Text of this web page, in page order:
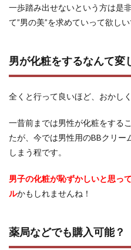
一歩踏み出せないという方は是
て”男の美”を求めていって欲しい
男が化粧をするなんて変
全くと行って良いほど、おかし
一昔前までは男性が化粧をする
たが、今では男性用のBBクリー
しまう程です。
男子の化粧が恥ずかしいと思っ
ルかもしれませんね！
薬局などでも購入可能？